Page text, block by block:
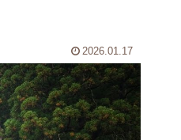
2026.01.17